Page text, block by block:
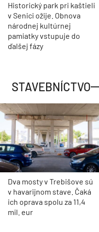
Historický park pri kaštieli
v Senici ožije. Obnova
národnej kultúrnej
pamiatky vstupuje do
ďalšej fázy
STAVEBNÍCTVO
Dva mosty v Trebišove sú
v havarijnom stave. Čaká
ich oprava spolu za 11,4
mil. eur